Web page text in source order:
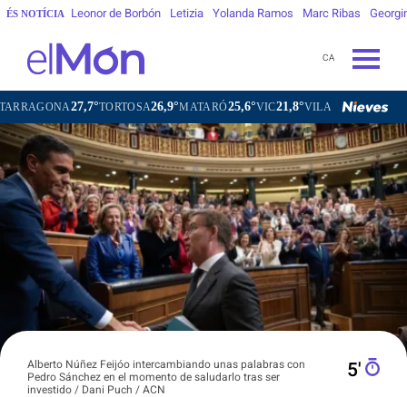
ÉS NOTÍCIA Leonor de Borbón Letizia Yolanda Ramos Marc Ribas
CA
27,7°TORTOSA26,9°MATARÓ25,6°VIC21,8°VILAFRANCA DEL PENEDÈS
Alberto Núñez Feijóo intercambiando unas palabras con
Pedro Sánchez en el momento de saludarlo tras ser
investido / Dani Puch / ACN
5′